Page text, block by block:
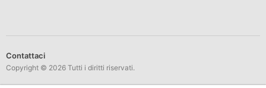
Contattaci
Copyright © 2026 Tutti i diritti riservati.